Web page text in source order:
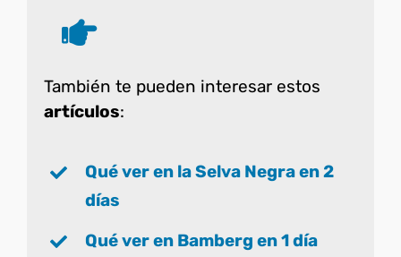
También te pueden interesar estos
artículos:
Qué ver en la Selva Negra en 2
días
Qué ver en Bamberg en 1 día